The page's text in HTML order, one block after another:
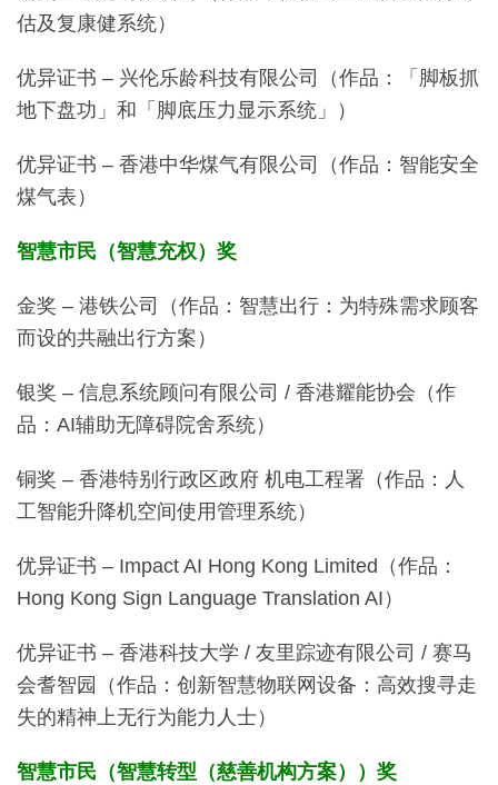
估及复康健系统）
优异证书 – 兴伦乐龄科技有限公司（作品：「脚板抓
地下盘功」和「脚底压力显示系统」）
优异证书 – 香港中华煤气有限公司（作品：智能安全
煤气表）
智慧市民（智慧充权）奖
金奖 – 港铁公司（作品：智慧出行：为特殊需求顾客
而设的共融出行方案）
银奖 – 信息系统顾问有限公司 / 香港耀能协会（作
品：AI辅助无障碍院舍系统）
铜奖 – 香港特别行政区政府 机电工程署（作品：人
工智能升降机空间使用管理系统）
优异证书 – Impact AI Hong Kong Limited（作品：
Hong Kong Sign Language Translation AI）
优异证书 – 香港科技大学 / 友里踪迹有限公司 / 赛马
会耆智园（作品：创新智慧物联网设备：高效搜寻走
失的精神上无行为能力人士）
智慧市民（智慧转型（慈善机构方案））奖